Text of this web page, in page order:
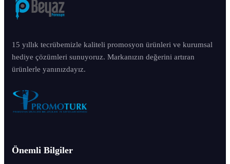
15 yıllık tecrübemizle kaliteli promosyon ürünleri ve kurumsal
hediye çözümleri sunuyoruz. Markanızın değerini artıran
ürünlerle yanınızdayız.
Önemli Bilgiler